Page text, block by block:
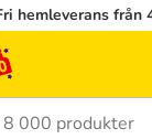
hemleverans från